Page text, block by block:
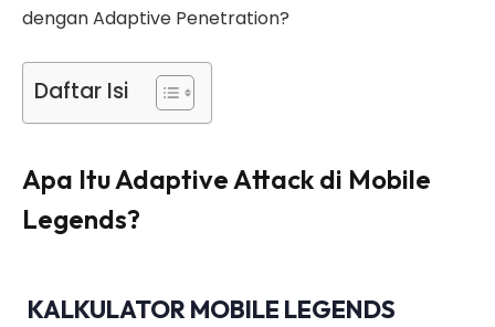
dengan Adaptive Penetration?
Daftar Isi
Apa Itu Adaptive Attack di Mobile
Legends?
KALKULATOR MOBILE LEGENDS